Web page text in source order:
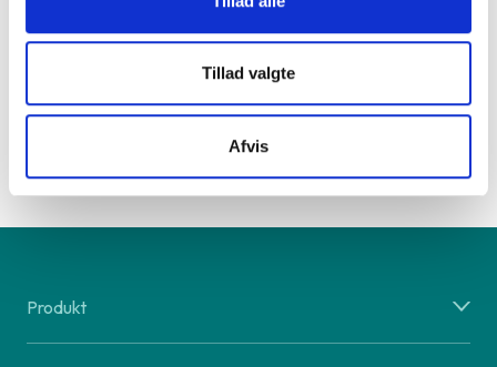
Tillad valgte
Afvis
Find din lokale forretningher
Produkt